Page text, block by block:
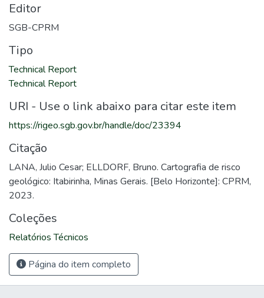
Editor
SGB-CPRM
Tipo
Technical Report
Technical Report
URI - Use o link abaixo para citar este item
https://rigeo.sgb.gov.br/handle/doc/23394
Citação
LANA, Julio Cesar; ELLDORF, Bruno. Cartografia de risco
geológico: Itabirinha, Minas Gerais. [Belo Horizonte]: CPRM,
2023.
Coleções
Relatórios Técnicos
Página do item completo